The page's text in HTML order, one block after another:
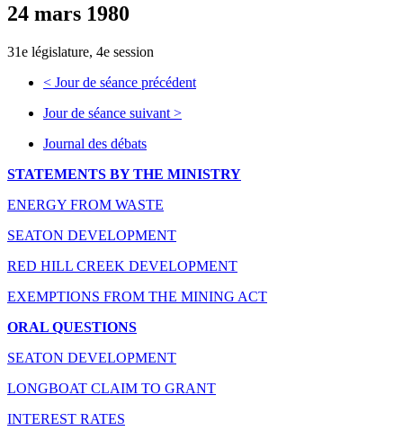
24 mars 1980
31e législature, 4e session
< Jour de séance précédent
Jour de séance suivant >
Journal des débats
STATEMENTS BY THE MINISTRY
ENERGY FROM WASTE
SEATON DEVELOPMENT
RED HILL CREEK DEVELOPMENT
EXEMPTIONS FROM THE MINING ACT
ORAL QUESTIONS
SEATON DEVELOPMENT
LONGBOAT CLAIM TO GRANT
INTEREST RATES